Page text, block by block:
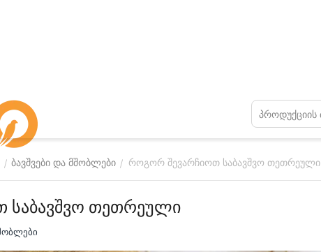
/ ბავშვები და მშობლები / როგორ შევარჩიოთ საბავშვო თეთრეული
საბავშვო თეთრეული